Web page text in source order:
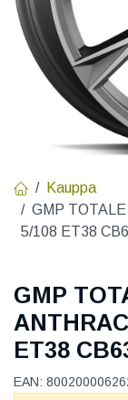
Kauppa
GMP
5/108 ET38
GMP
ET38
EAN: